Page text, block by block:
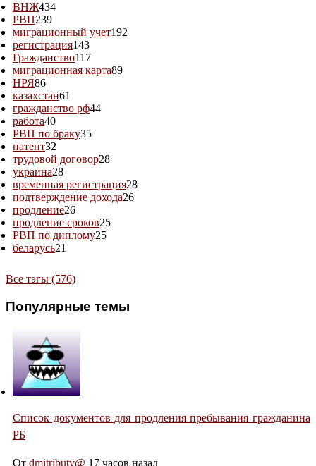
ВНЖ434
РВП239
миграционный учет192
регистрация143
Гражданство117
миграционная карта89
НРЯ86
казахстан61
гражданство рф44
работа40
РВП по браку35
патент32
трудовой договор28
украина28
временная регистрация28
подтверждение дохода26
продление26
продление сроков25
РВП по диплому25
беларусь21
Все тэгы (576)
Популярные темы
Список документов для продления пребывания гражданина
РБ
От dmitributv@ 17 часов назад